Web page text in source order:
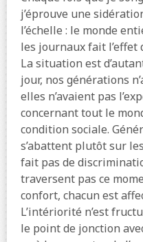
j’éprouve une
l’échelle : le monde
les journaux fait l’effet
La situation est
jour, nos générations
elles n’avaient pas
concernant tout le
condition sociale.
s’abattent plutôt sur
fait pas de
traversent pas ce
confort, chacun est
L’intériorité n’est
le point de jonction